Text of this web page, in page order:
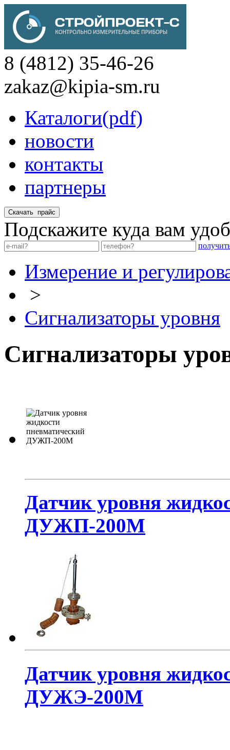
8 (4812) 35-46-26
zakaz@kipia-sm.ru
Каталоги(pdf)
новости
контакты
партнеры
Подскажите куда вам
Измерение и
>
Сигнализаторы уровня
Сигнализаторы
Датчик уровня
ДУЖП-200М
Датчик уровня
ДУЖЭ-200М